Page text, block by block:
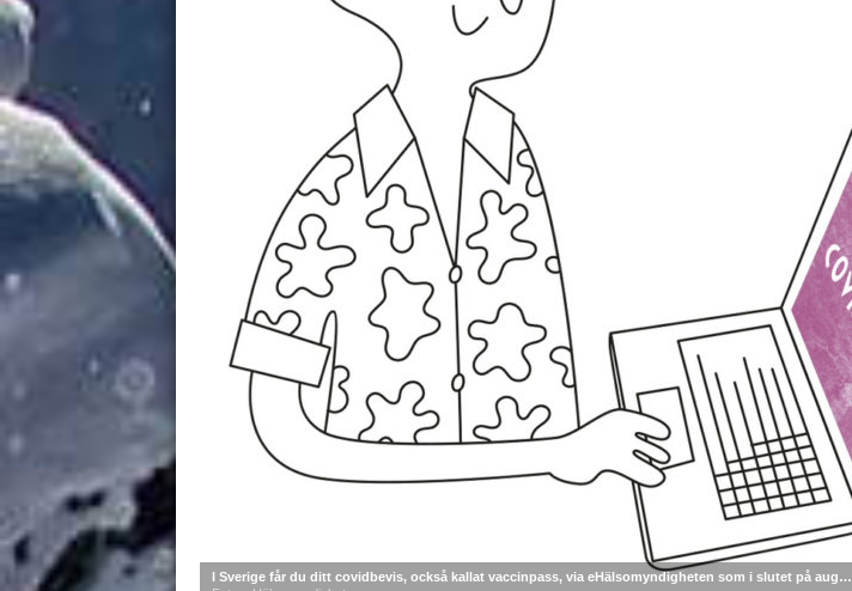
I Sverige får du ditt covidbevis, också kallat vaccinpass, via eHälsomyndigheten som i slutet på aug…